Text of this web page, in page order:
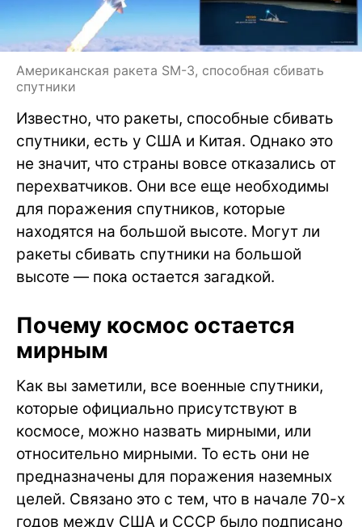
Американская ракета SM-3, способная сбивать
спутники
Известно, что ракеты, способные сбивать
спутники, есть у США и Китая. Однако это
не значит, что страны вовсе отказались от
перехватчиков. Они все еще необходимы
для поражения спутников, которые
находятся на большой высоте. Могут ли
ракеты сбивать спутники на большой
высоте — пока остается загадкой.
Почему космос остается
мирным
Как вы заметили, все военные спутники,
которые официально присутствуют в
космосе, можно назвать мирными, или
относительно мирными. То есть они не
предназначены для поражения наземных
целей. Связано это с тем, что в начале 70-х
годов между США и СССР было подписано